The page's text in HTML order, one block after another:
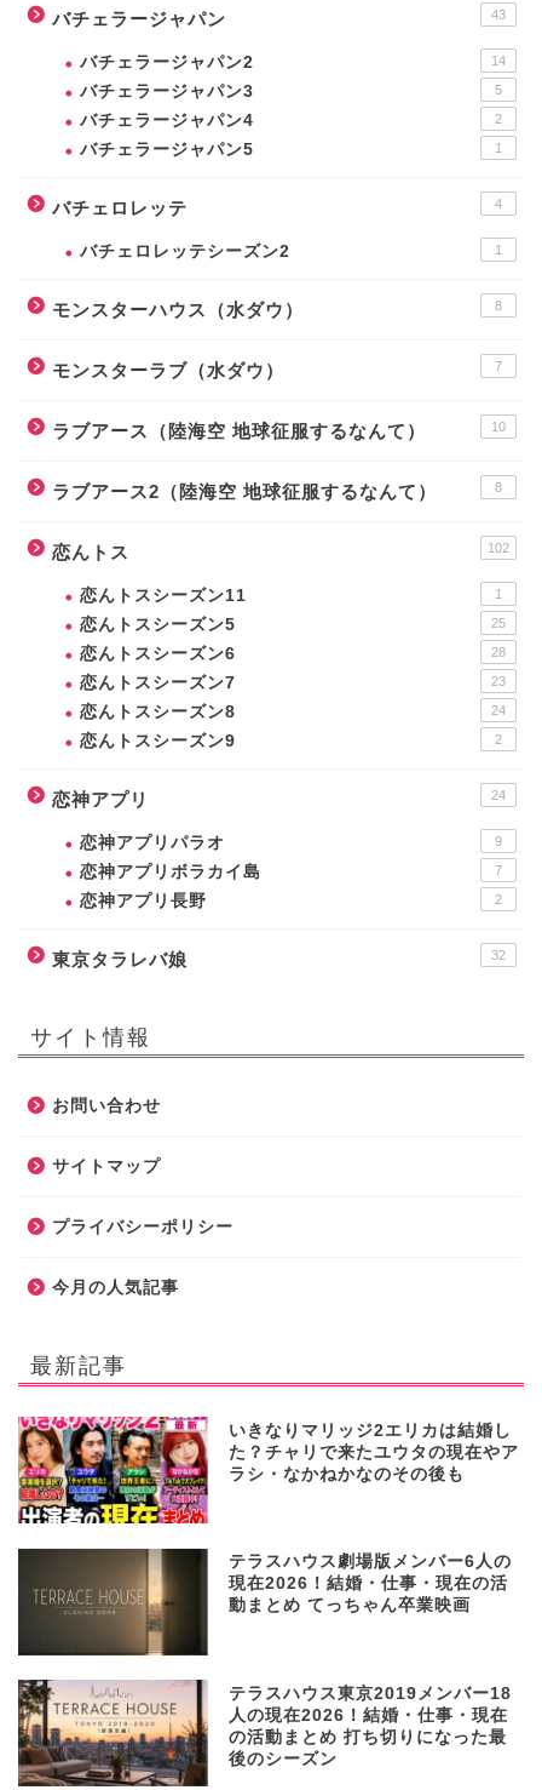
バチェラージャパン 43
バチェラージャパン2 14
バチェラージャパン3 5
バチェラージャパン4 2
バチェラージャパン5 1
バチェロレッテ 4
バチェロレッテシーズン2 1
モンスターハウス（水ダウ） 8
モンスターラブ（水ダウ） 7
ラブアース（陸海空 地球征服するなんて） 10
ラブアース2（陸海空 地球征服するなんて） 8
恋んトス 102
恋んトスシーズン11 1
恋んトスシーズン5 25
恋んトスシーズン6 28
恋んトスシーズン7 23
恋んトスシーズン8 24
恋んトスシーズン9 2
恋神アプリ 24
恋神アプリパラオ 9
恋神アプリボラカイ島 7
恋神アプリ長野 2
東京タラレバ娘 32
サイト情報
お問い合わせ
サイトマップ
プライバシーポリシー
今月の人気記事
最新記事
いきなりマリッジ2エリカは結婚し
た？チャリで来たユウタの現在やア
ラシ・なかねかなのその後も
テラスハウス劇場版メンバー6人の
現在2026！結婚・仕事・現在の活
動まとめ てっちゃん卒業映画
テラスハウス東京2019メンバー18
人の現在2026！結婚・仕事・現在
の活動まとめ 打ち切りになった最
後のシーズン